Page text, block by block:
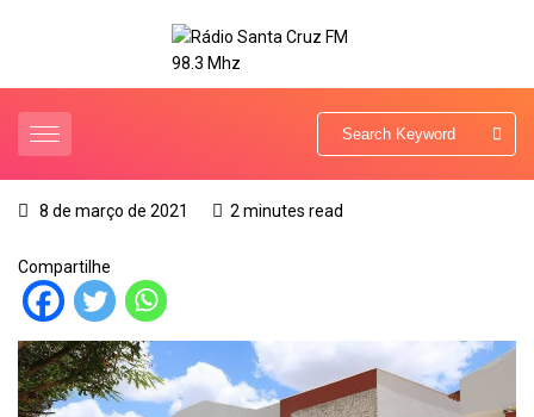
8 de março de 2021 2 minutes read
Compartilhe